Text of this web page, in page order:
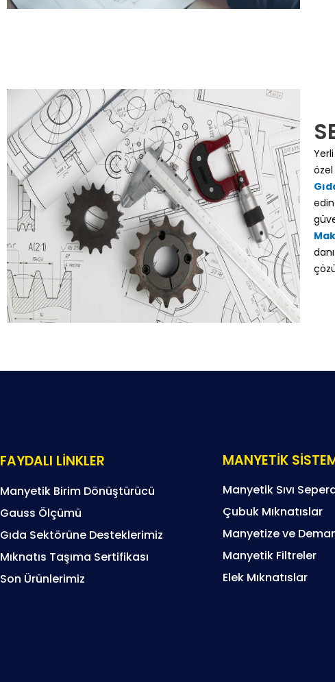
FAYDALI LİNKLER
Manyetik Birim Dönüştürücü
Gauss Ölçümü
Gıda Sektörüne Desteklerimiz
Mıknatıs Taşıma Sertifikası
Son Ürünlerimiz
MANYETİK
Manyetik Sıvı
Çubuk Mıknatıslar
Manyetize ve
Manyetik Filtreler
Elek Mıknatıslar